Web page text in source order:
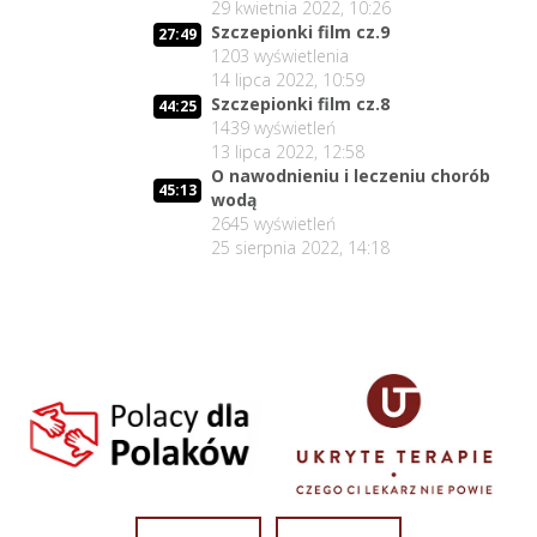
29 lipca 2026, 11:00
02:03:47 Czy da się lepiej leczyć ?
27 lipca 2026, 11:01
02:05:56 Jedna osoba zadecyduje : będziesz
zdrowy lub umrzesz.
24 lipca 2026, 11:02
02:15:25 Lex Szarlatan - co zrobić?
22 lipca 2026, 11:00
Medyczny pojedynek : dr Suwała vs.
21 lipca 2026, 14:23
17
02:03:25
Czy z Lex Szarlatan jest nadzieja?
20 lipca 2026, 11:01
Prezydent Nawrocki - czy będzie miał
krew na rękach?
29 kwietnia 2022, 10:26
27:49
Szczepionki film cz.9
1203 wyświetlenia
14 lipca 2022, 10:59
44:25
Szczepionki film cz.8
1439 wyświetleń
13 lipca 2022, 12:58
45:13
O nawodnieniu i leczeniu chorób
wodą
2645 wyświetleń
25 sierpnia 2022, 14:18